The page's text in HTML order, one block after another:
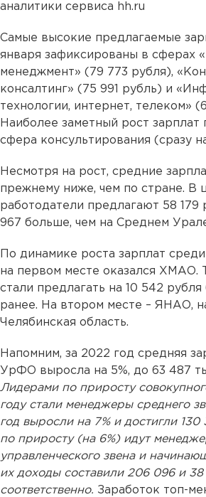
аналитики сервиса hh.ru
Самые высокие предлагаемые
января зафиксированы в сферах
менеджмент» (79 773 рубля),
консалтинг» (75 991 рубль) и
технологии, интернет, телеком»
Наиболее заметный рост зарплат
сфера консультирования (сразу
Несмотря на рост, средние
прежнему ниже, чем по стране. В
работодатели предлагают 58 179
967 больше, чем на Среднем
По динамике роста зарплат
на первом месте оказался ХМАО.
стали предлагать на 10 542
ранее. На втором месте – ЯНАО,
Челябинская область.
Напомним, за 2022 год средняя
УрФО выросла на 5%, до 63 487
Лидерами по приросту
году стали менеджеры среднего
год выросли на 7% и достигли
по приросту (на 6%) идут
управленческого звена и
их доходы составили 206 096 и
соответственно. Заработок топ-